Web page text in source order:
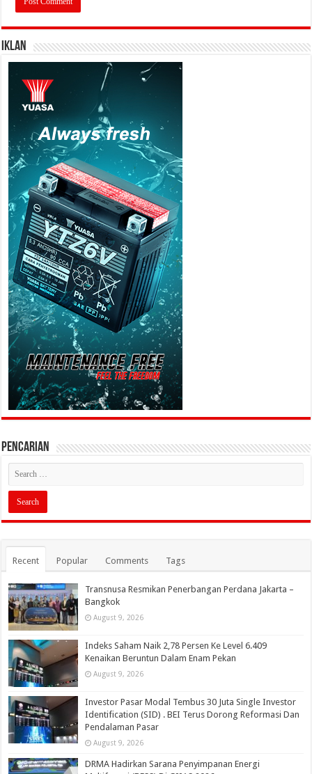
IKLAN
PENCARIAN
Recent Popular Comments Tags
Transnusa Resmikan Penerbangan Perdana Jakarta –
Bangkok
August 9, 2026
Indeks Saham Naik 2,78 Persen Ke Level 6.409
Kenaikan Beruntun Dalam Enam Pekan
August 9, 2026
Investor Pasar Modal Tembus 30 Juta Single Investor
Identification (SID) . BEI Terus Dorong Reformasi Dan
Pendalaman Pasar
August 9, 2026
DRMA Hadirkan Sarana Penyimpanan Energi